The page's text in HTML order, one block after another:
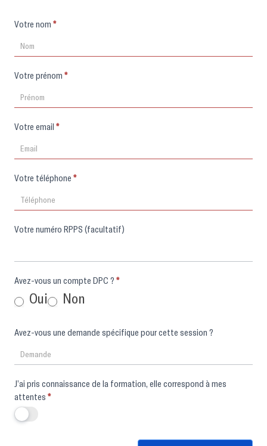
Formulaire
Votre nom *
Votre prénom *
Votre email *
Votre téléphone *
Votre numéro RPPS (facultatif)
Avez-vous un compte DPC ? *
Oui Non
Avez-vous une demande spécifique pour cette session ?
J’ai pris connaissance de la formation, elle correspond à mes
attentes *